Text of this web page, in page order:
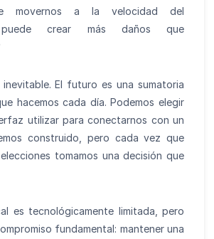
movernos a la velocidad del
puede crear más daños que
El futuro es una sumatoria
hacemos cada día. Podemos elegir
utilizar para conectarnos con un
construido, pero cada vez que
tomamos una decisión que
es tecnológicamente limitada, pero
fundamental: mantener una